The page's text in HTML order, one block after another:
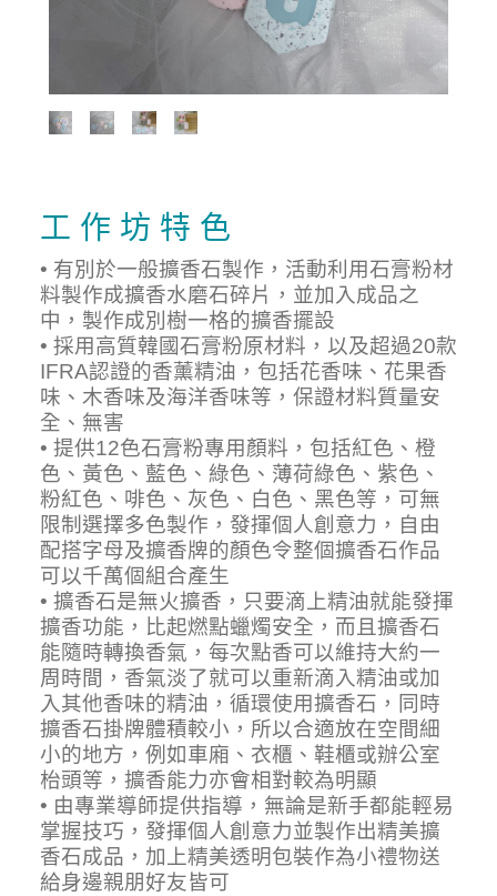
工 作 坊 特 色
• 有別於一般擴香石製作，活動利用石膏粉材
料製作成擴香水磨石碎片，並加入成品之
中，製作成別樹一格的擴香擺設
• 採用高質韓國石膏粉原材料，以及超過20款
IFRA認證的香薰精油，包括花香味、花果香
味、木香味及海洋香味等，保證材料質量安
全、無害
• 提供12色石膏粉專用顏料，包括紅色、橙
色、黃色、藍色、綠色、薄荷綠色、紫色、
粉紅色、啡色、灰色、白色、黑色等，可無
限制選擇多色製作，發揮個人創意力，自由
配搭字母及擴香牌的顏色令整個擴香石作品
可以千萬個組合產生
• 擴香石是無火擴香，只要滴上精油就能發揮
擴香功能，比起燃點蠟燭安全，而且擴香石
能隨時轉換香氣，每次點香可以維持大約一
周時間，香氣淡了就可以重新滴入精油或加
入其他香味的精油，循環使用擴香石，同時
擴香石掛牌體積較小，所以合適放在空間細
小的地方，例如車廂、衣櫃、鞋櫃或辦公室
枱頭等，擴香能力亦會相對較為明顯
• 由專業導師提供指導，無論是新手都能輕易
掌握技巧，發揮個人創意力並製作出精美擴
香石成品，加上精美透明包裝作為小禮物送
給身邊親朋好友皆可